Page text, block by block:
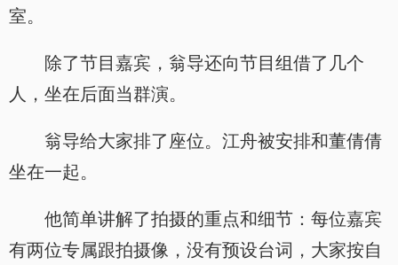
室。
除了节目嘉宾，翁导还向节目组借了几个
人，坐在后面当群演。
翁导给大家排了座位。江舟被安排和董倩倩
坐在一起。
他简单讲解了拍摄的重点和细节：每位嘉宾
有两位专属跟拍摄像，没有预设台词，大家按自